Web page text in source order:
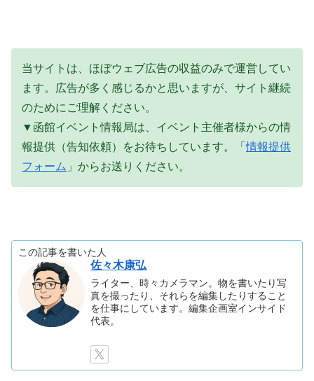
当サイトは、ほぼウェブ広告の収益のみで運営してい
ます。広告が多く感じるかと思いますが、サイト継続
のためにご理解ください。
▼函館イベント情報局は、イベント主催者様からの情
報提供（告知依頼）をお待ちしています。「情報提供
フォーム 」からお送りください。
この記事を書いた人
佐々木康弘
ライター、時々カメラマン。物を書いたり写
真を撮ったり、それらを編集したりすること
を仕事にしています。編集企画室インサイド
代表。